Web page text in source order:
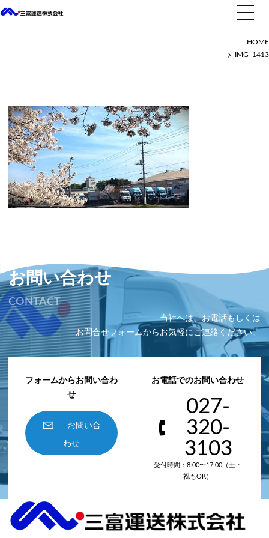
HOME
IMG_1413
お問い合わせ
CONTACT
当社へは、お電話もしくは
お問合せフォームからお気軽にご連絡ください。
フォームからお問い合わ
せ
お問い合
わせ
お電話でのお問い合わせ
027-
320-
3103
受付時間：8:00〜17:00（土・
祝もOK）